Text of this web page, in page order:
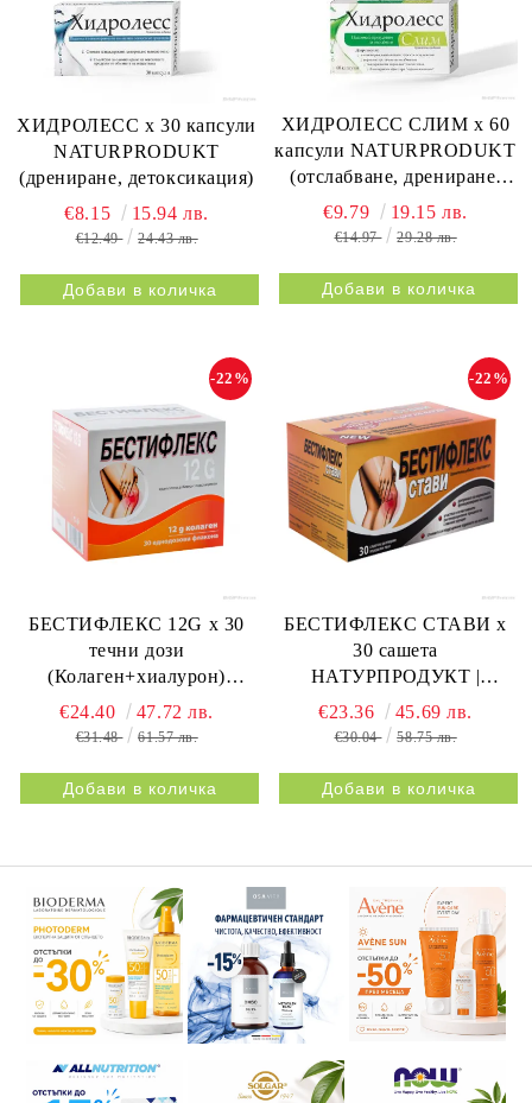
ХИДРОЛЕСС х 30 капсули
NATURPRODUKT
(дрениране, детоксикация)
€8.15 15.94 лв.
€12.49 24.43 лв.
ХИДРОЛЕСС СЛИМ х 60
капсули NATURPRODUKT
(отслабване, дрениране,
метаболизъм)
€9.79 19.15 лв.
€14.97 29.28 лв.
БЕСТИФЛЕКС 12G х 30
течни дози
(Колаген+хиалурон)
НАТУРПРОДУКТ |
BESTIFLEX 12G 30s
-22%
€24.40 47.72 лв.
€31.48 61.57 лв.
БЕСТИФЛЕКС СТАВИ х
30 сашета
НАТУРПРОДУКТ |
BESTIFLEX JOINTS 30s
NATURPRODUKT
-22%
€23.36 45.69 лв.
€30.04 58.75 лв.